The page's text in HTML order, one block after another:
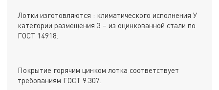
Лотки изготовляются : климатического исполнения У
категории размещения 3 – из оцинкованной стали по
ГОСТ 14918.
Покрытие горячим цинком лотка соответствует
требованиям ГОСТ 9.307.